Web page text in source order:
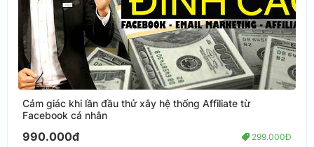
Cảm giác khi lần đầu thử xây hệ thống Affiliate từ
Facebook cá nhân
990.000đ 299.000Đ